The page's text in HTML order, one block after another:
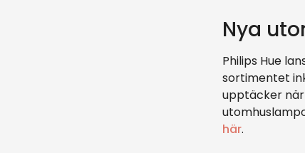
Nya
Philips Hue
sortimentet
upptäcker
här.